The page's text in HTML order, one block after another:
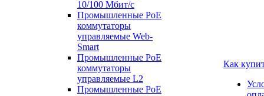
10/100 Мбит/с
Промышленные PoE
коммутаторы
управляемые Web-
Smart
Промышленные PoE
коммутаторы
управляемые L2
Промышленные PoE
Как